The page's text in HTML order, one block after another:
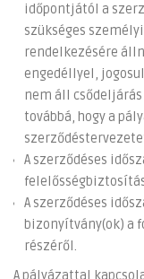
időpontjától a
szükséges
rendelkezésére
engedéllyel,
nem áll
továbbá, hogy a
A szerződéses
A szerződéses
bizonyítvány(ok) a
részéről.
A pályázattal